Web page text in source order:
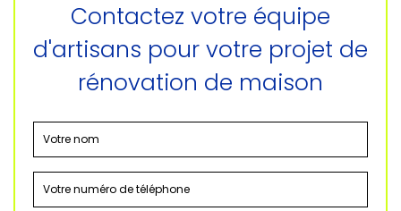
Contactez votre équipe
d'artisans pour votre projet de
rénovation de maison